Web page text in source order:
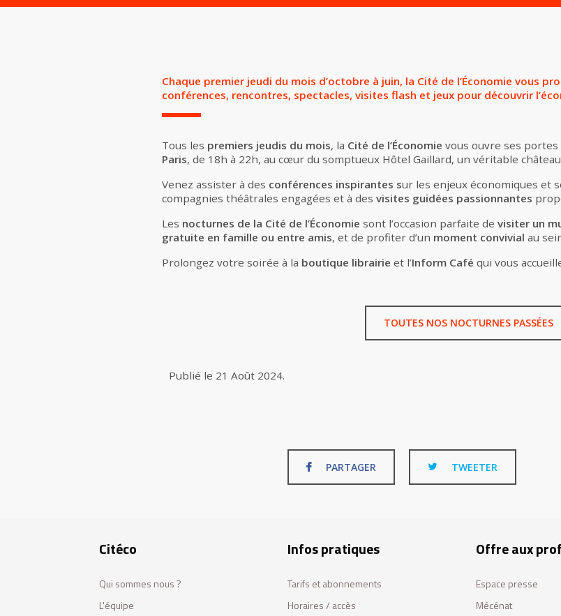
Chaque premier jeudi du mois d’octobre à juin, la Cité de l’Économie vous
conférences, rencontres, spectacles, visites flash et jeux pour découvrir
Tous les premiers jeudis du mois, la Cité de l’Économie vous ouvre ses
Paris, de 18h à 22h, au cœur du somptueux Hôtel Gaillard, un véritable
Venez assister à des conférences inspirantes sur les enjeux économiques et
compagnies théâtrales engagées et à des visites guidées passionnantes
Les nocturnes de la Cité de l’Économie sont l’occasion parfaite de visiter un
gratuite en famille ou entre amis, et de profiter d’un moment convivial au
Prolongez votre soirée à la boutique librairie et l’Inform Café qui vous
TOUTES NOS NOCTURNES PASSÉES
Publié le 21 Août 2024.
PARTAGER TWEETER
Citéco
Qui sommes nous ?
L'équipe
Infos pratiques
Tarifs et abonnements
Horaires / accès
Offre aux
Espace presse
Mécénat